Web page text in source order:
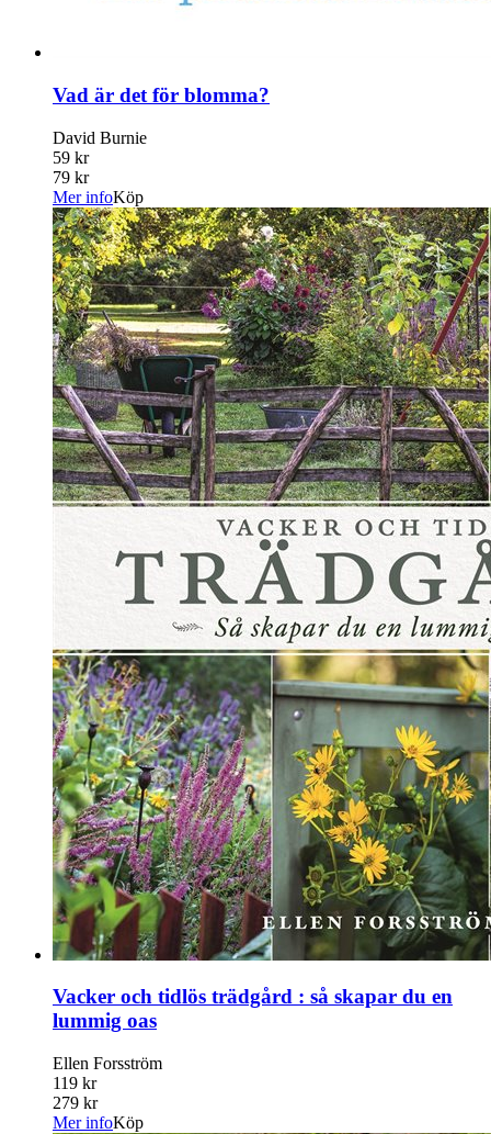
Vad är det för blomma?
David Burnie
59 kr
79 kr
Mer infoKöp
Vacker och tidlös trädgård : så skapar du en
lummig oas
Ellen Forsström
119 kr
279 kr
Mer infoKöp